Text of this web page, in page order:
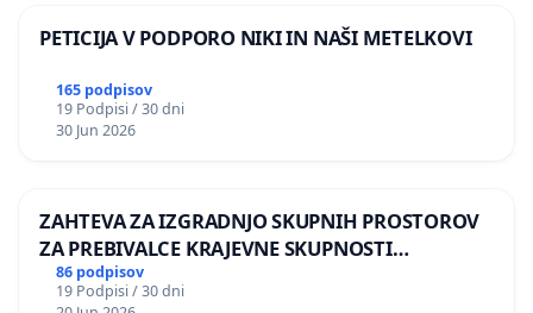
PETICIJA V PODPORO NIKI IN NAŠI METELKOVI
165 podpisov
19 Podpisi / 30 dni
30 Jun 2026
ZAHTEVA ZA IZGRADNJO SKUPNIH PROSTOROV
ZA PREBIVALCE KRAJEVNE SKUPNOSTI
PRESTRANEK
86 podpisov
19 Podpisi / 30 dni